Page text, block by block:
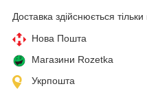
Доставка здійснюється
Нова Пошта
Магазини Rozetka
Укрпошта